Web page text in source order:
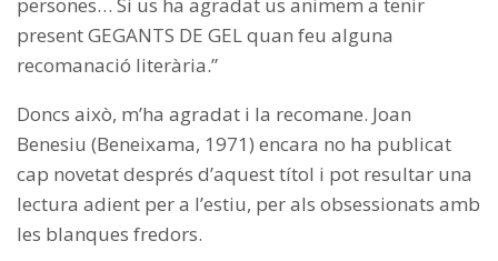
persones… Si us ha agradat us animem a tenir
present GEGANTS DE GEL quan feu alguna
recomanació literària.”
Doncs això, m’ha agradat i la recomane. Joan
Benesiu (Beneixama, 1971) encara no ha publicat
cap novetat després d’aquest títol i pot resultar una
lectura adient per a l’estiu, per als obsessionats amb
les blanques fredors.